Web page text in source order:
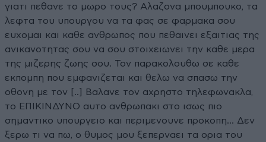
γιατι πεθανε το μωρο τους? Αλαζονα μπουμπουκο, τα
λεφτα του υπουργου να τα φας σε φαρμακα σου
ευχομαι και καθε ανθρωπος που πεθαινει εξαιτιας της
ανικανοτητας σου να σου στοιχειωνει την καθε μερα
της μιζερης ζωης σου. Τον παρακολουθω σε καθε
εκπομπη που εμφανιζεται και θελω να σπασω την
οθονη με τον [..] Βαλανε τον αχρηστο τηλεφωνακλα,
το ΕΠΙΚΙΝΔΥΝΟ αυτο ανθρωπακι στο ισως πιο
σημαντικο υπουργειο και περιμενουνε προκοπη... Δεν
ξερω τι να πω, ο θυμος μου ξεπερναει τα ορια του